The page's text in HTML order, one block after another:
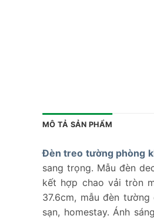
MÔ TẢ SẢN PHẨM
Đèn treo tường phòng
sang trọng. Mẫu đèn
kết hợp chao vải tròn
37.6cm, mẫu đèn
sạn, homestay. Ánh